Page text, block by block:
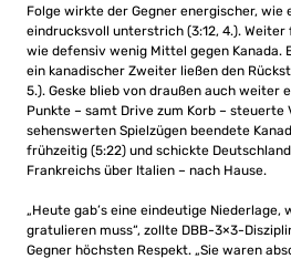
Folge wirkte der Gegner energischer,
eindrucksvoll unterstrich (3:12, 4.).
wie defensiv wenig Mittel gegen Kanada.
ein kanadischer Zweiter ließen den
5.). Geske blieb von draußen auch weiter
Punkte – samt Drive zum Korb – steuerte
sehenswerten Spielzügen beendete
frühzeitig (5:22) und schickte
Frankreichs über Italien – nach Hause.
„Heute gab’s eine eindeutige Niederlage,
gratulieren muss“, zollte DBB-3×3-
Gegner höchsten Respekt. „Sie waren